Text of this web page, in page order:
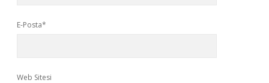
E-Posta*
Web Sitesi